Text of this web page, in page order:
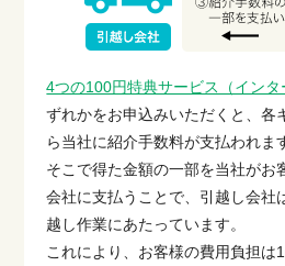
4つの100円特典サービス（イン
ずれかをお申込みいただくと、各
ら当社に紹介手数料が支払われま
そこで得た金額の一部を当社がお
会社に支払うことで、引越し会社
越し作業にあたっています。
これにより、お客様の費用負担は